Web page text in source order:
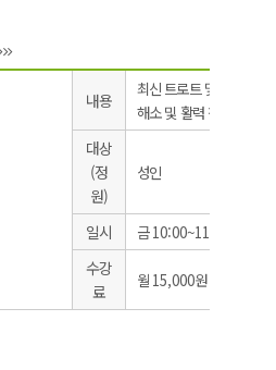
내용
최신 트로트 및 발성 방
해소 및 활력 찾기
대상
(정
원)
성인
일시
금 10:00~11:30
수강
료
월 15,000원